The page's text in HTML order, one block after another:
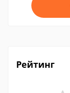
Рейтинг